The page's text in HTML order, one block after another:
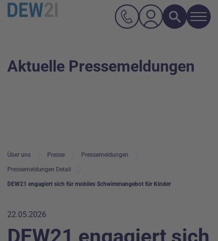
Suche
Aktuelle Pressemeldungen
Über uns Presse Pressemeldungen
Pressemeldungen Detail
DEW21 engagiert sich für mobiles Schwimmangebot für Kinder
22.05.2026